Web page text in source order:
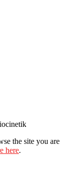
the site you are
here.